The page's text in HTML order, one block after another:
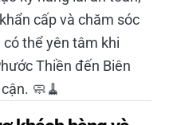
cấp và chăm sóc
thể yên tâm khi
Thiền đến Biên
🧼🧹